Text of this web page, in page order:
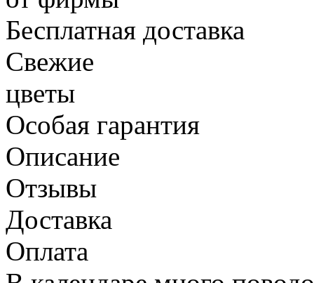
Бесплатная доставка
Свежие
цветы
Особая гарантия
Описание
Отзывы
Доставка
Оплата